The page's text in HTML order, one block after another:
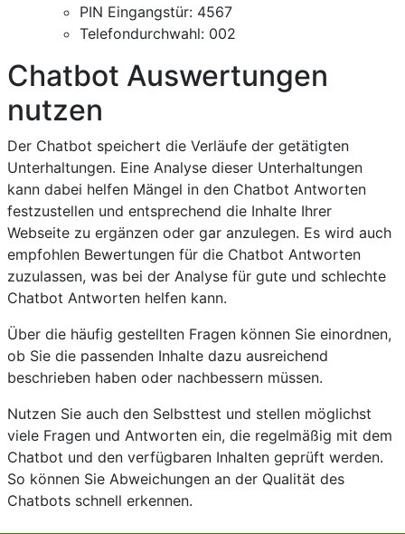
PIN Eingangstür: 4567
Telefondurchwahl: 002
Chatbot Auswertungen
nutzen
Der Chatbot speichert die Verläufe der getätigten
Unterhaltungen. Eine Analyse dieser Unterhaltungen
kann dabei helfen Mängel in den Chatbot Antworten
festzustellen und entsprechend die Inhalte Ihrer
Webseite zu ergänzen oder gar anzulegen. Es wird auch
empfohlen Bewertungen für die Chatbot Antworten
zuzulassen, was bei der Analyse für gute und schlechte
Chatbot Antworten helfen kann.
Über die häufig gestellten Fragen können Sie einordnen,
ob Sie die passenden Inhalte dazu ausreichend
beschrieben haben oder nachbessern müssen.
Nutzen Sie auch den Selbsttest und stellen möglichst
viele Fragen und Antworten ein, die regelmäßig mit dem
Chatbot und den verfügbaren Inhalten geprüft werden.
So können Sie Abweichungen an der Qualität des
Chatbots schnell erkennen.